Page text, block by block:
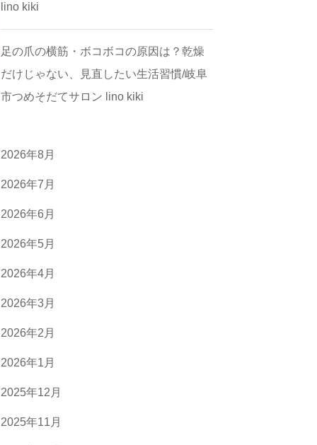
lino kiki
足の爪の横筋・ボコボコの原因は？乾燥
だけじゃない、見直したい生活習慣/岐阜
市つめそだてサロン lino kiki
2026年8月
2026年7月
2026年6月
2026年5月
2026年4月
2026年3月
2026年2月
2026年1月
2025年12月
2025年11月